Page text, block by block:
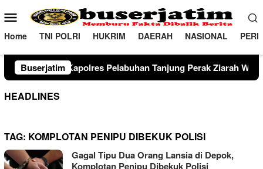
ke
konten
Menu
Mobile
Home TNI POLRI HUKRIM DAERAH NASIONAL
Buserjatim
Pelabuhan Tanjung Perak Ziarah Wali di Surabaya
HEADLINES
TAG: KOMPLOTAN PENIPU DIBEKUK POLISI
Gagal Tipu Dua Orang Lansia di Depok,
Komplotan Penipu Dibekuk Polisi